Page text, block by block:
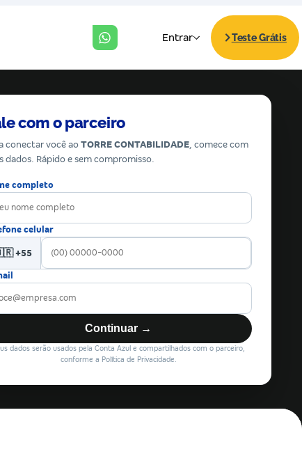
com o parceiro
conectar você ao TORRE CONTABILIDADE, comece com
dados. Rápido e sem compromisso.
completo
celular
+55
Continuar →
dados serão usados pela Conta Azul e compartilhados com o parceiro,
conforme a Política de Privacidade.